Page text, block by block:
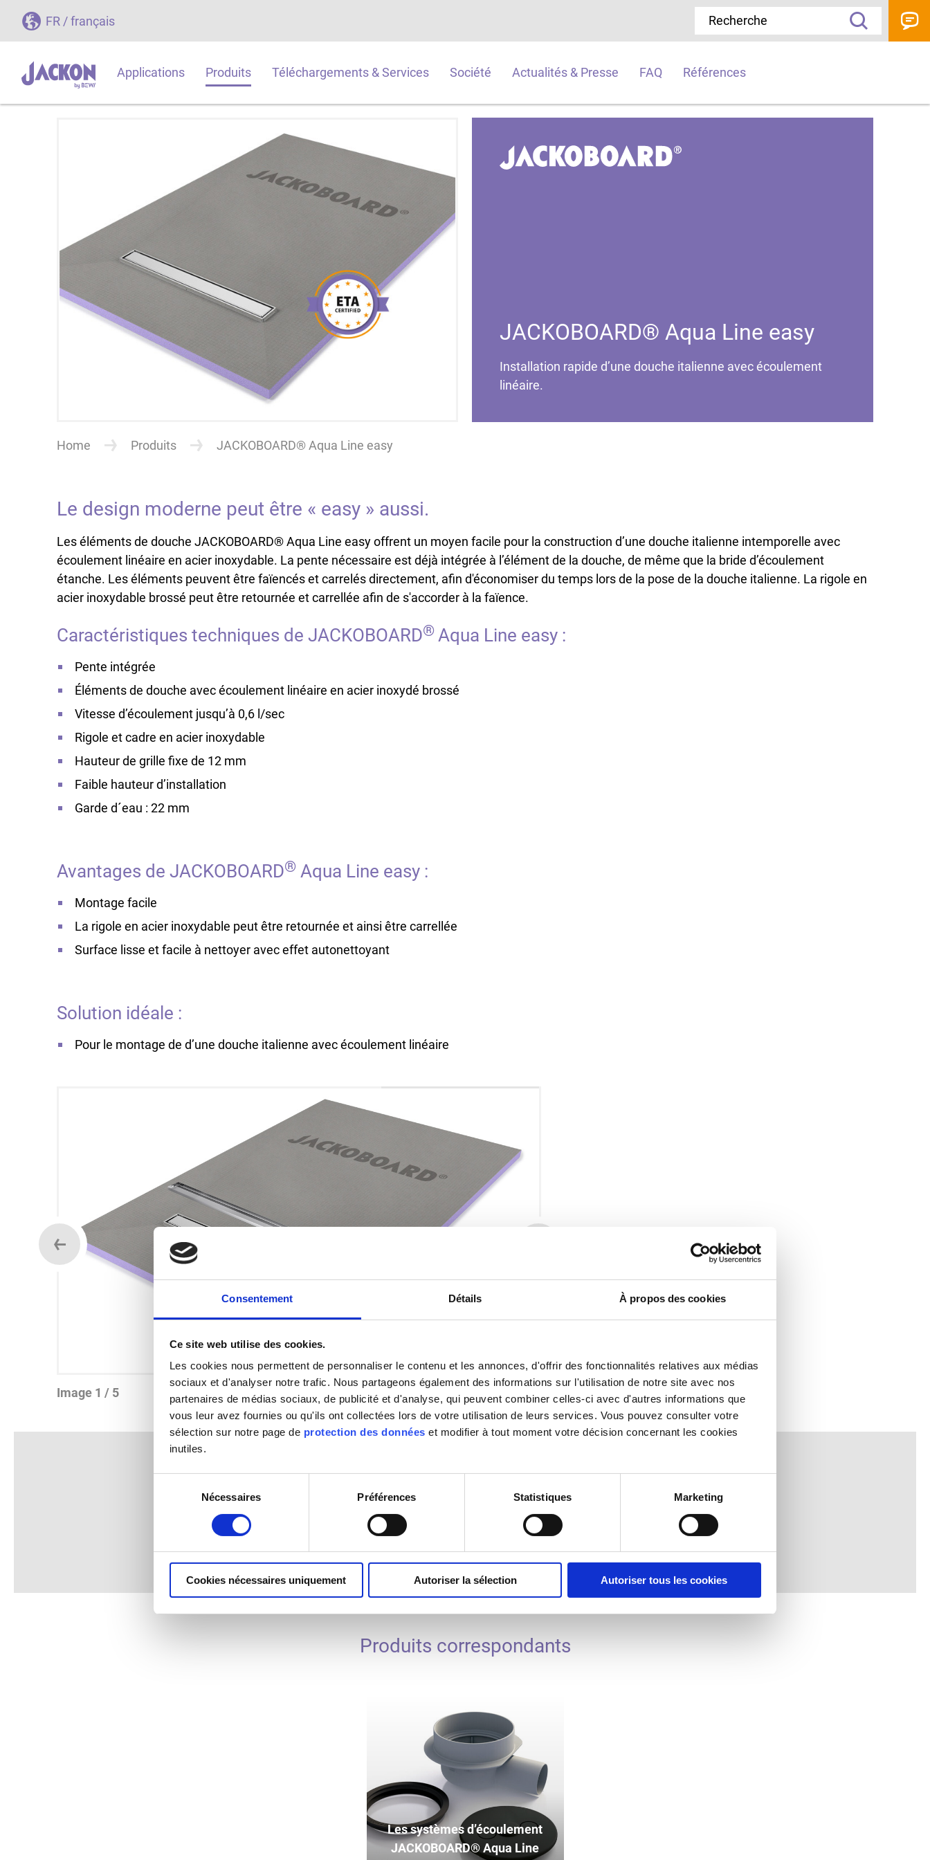
Consentement Détails À propos des cookies
Ce site web utilise des cookies.
Les cookies nous permettent de personnaliser le contenu et les annonces, d'offrir des fonctionnalités relatives aux médias
sociaux et d'analyser notre trafic. Nous partageons également des informations sur l'utilisation de notre site avec nos
partenaires de médias sociaux, de publicité et d'analyse, qui peuvent combiner celles-ci avec d'autres informations que
vous leur avez fournies ou qu'ils ont collectées lors de votre utilisation de leurs services. Vous pouvez consulter votre
sélection sur notre page de protection des données et modifier à tout moment votre décision concernant les cookies
inutiles.
consentement
Nécessaires Préférences Statistiques Marketing
Cookies nécessaires uniquement Autoriser la sélection Autoriser tous les cookies
Applications Produits Téléchargements & Services Société Actualités & Presse FAQ Références
FR / français
JACKOBOARD® Aqua Line easy
Installation rapide d’une douche italienne avec écoulement
linéaire.
Home Produits JACKOBOARD® Aqua Line easy
Le design moderne peut être « easy » aussi.
Les éléments de douche JACKOBOARD® Aqua Line easy offrent un moyen facile pour la construction d’une douche italienne intemporelle avec
écoulement linéaire en acier inoxydable. La pente nécessaire est déjà intégrée à l’élément de la douche, de même que la bride d’écoulement
étanche. Les éléments peuvent être faïencés et carrelés directement, afin d'économiser du temps lors de la pose de la douche italienne. La rigole en
acier inoxydable brossé peut être retournée et carrellée afin de s'accorder à la faïence.
Caractéristiques techniques de JACKOBOARD® Aqua Line easy :
Pente intégrée
Éléments de douche avec écoulement linéaire en acier inoxydé brossé
Vitesse d’écoulement jusqu’à 0,6 l/sec
Rigole et cadre en acier inoxydable
Hauteur de grille fixe de 12 mm
Faible hauteur d’installation
Garde d´eau : 22 mm
Avantages de JACKOBOARD® Aqua Line easy :
Montage facile
La rigole en acier inoxydable peut être retournée et ainsi être carrellée
Surface lisse et facile à nettoyer avec effet autonettoyant
Solution idéale :
Pour le montage de d’une douche italienne avec écoulement linéaire
Image 1 / 5 Image 2 / 5
Téléchargements sur le produit
Afficher les téléchargements
Produits correspondants
Les systèmes d’écoulement
JACKOBOARD® Aqua Line